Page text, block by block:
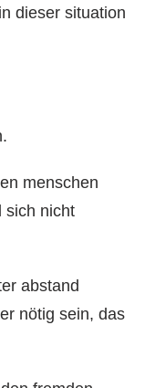
dieser situation
menschen
sich nicht
abstand
nötig sein, das